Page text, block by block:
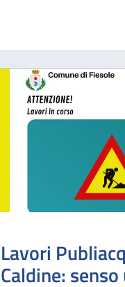
Lavori
Caldine: